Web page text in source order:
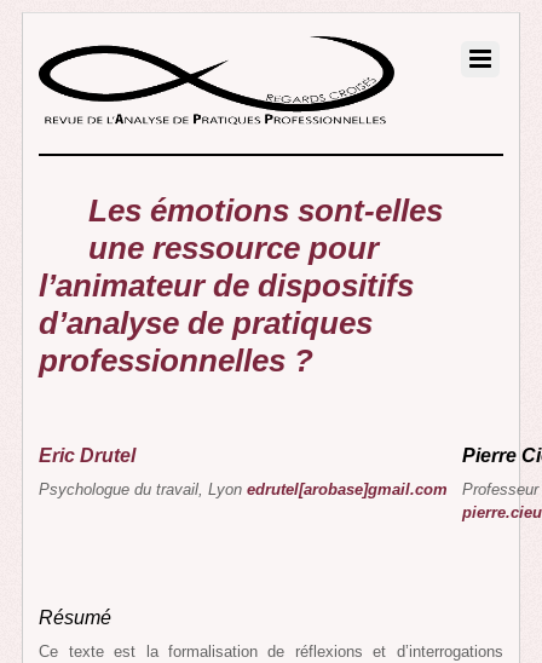
Les émotions sont-elles
une ressource pour
l’animateur de dispositifs
d’analyse de pratiques
professionnelles ?
Eric Drutel
Psychologue du travail, Lyonedrutel[arobase]gmail.com
Pierre
Résumé
Ce texte est la formalisation de réflexions et d’interrogations